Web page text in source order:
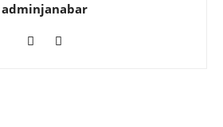
adminjanabar